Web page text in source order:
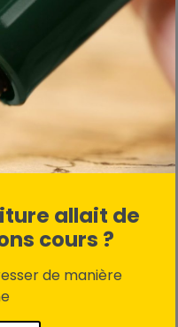
allait de
cours ?
de manière